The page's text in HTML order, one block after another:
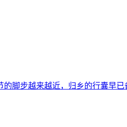
的脚步越来越近，归乡的行囊早